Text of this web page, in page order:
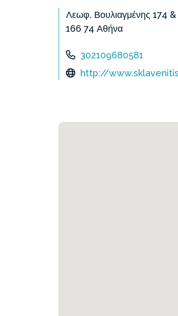
Λεωφ. Βουλιαγμένης 174 &
166 74 Αθήνα
302109680581
http://